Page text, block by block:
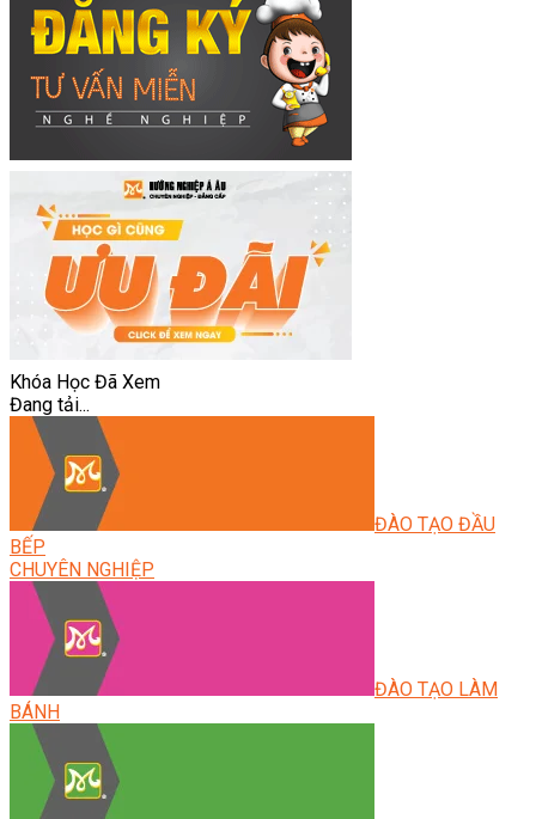
Khóa Học Đã Xem
Đang tải...
ĐÀO TẠO ĐẦU
BẾP
CHUYÊN NGHIỆP
ĐÀO TẠO LÀM
BÁNH